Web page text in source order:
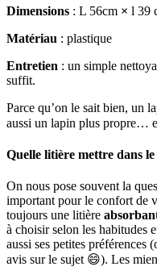
Dimensions : L 56cm × l 39
Matériau : plastique
Entretien : un simple
suffit.
Parce qu’on le sait bien, un
aussi un lapin plus propre…
Quelle litière mettre dans le
On nous pose souvent la
important pour le confort de
toujours une litière
à choisir selon les habitudes
aussi ses petites
avis sur le sujet 😄). Les